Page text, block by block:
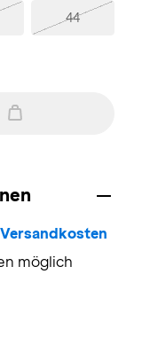
44
Versandkosten
möglich